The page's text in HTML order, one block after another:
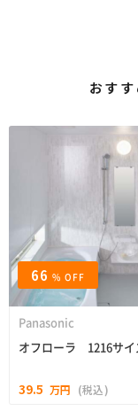
おす
66% OFF
Panasonic
オフローラ 1216サイ
39.5 万円 (税込)